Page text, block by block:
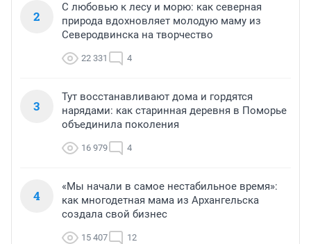
2
С любовью к лесу и морю: как северная
природа вдохновляет молодую маму из
Северодвинска на творчество
22 331 4
3
Тут восстанавливают дома и гордятся
нарядами: как старинная деревня в Поморье
объединила поколения
16 979 4
4
«Мы начали в самое нестабильное время»:
как многодетная мама из Архангельска
создала свой бизнес
15 407 12